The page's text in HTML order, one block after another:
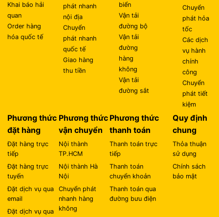
Khai báo hải
quan
Order hàng
hóa quốc tế
phát nhanh
nội địa
Chuyển
phát nhanh
quốc tế
Giao hàng
thu tiền
biển
Vận tải
đường bộ
Vận tải
đường
hàng
không
Vận tải
đường sắt
Chuyển
phát hỏa
tốc
Các dịch
vụ hành
chính
công
Chuyển
phát tiết
kiệm
Phương thức
đặt hàng
Đặt hàng trực
tiếp
Đặt hàng trực
tuyến
Đặt dịch vụ qua
email
Đặt dịch vụ qua
Phương thức
vận chuyển
Nội thành
TP.HCM
Nội thành Hà
Nội
Chuyển phát
nhanh hàng
không
Phương thức
thanh toán
Thanh toán trực
tiếp
Thanh toán
chuyển khoản
Thanh toán qua
đường bưu điện
Quy định
chung
Thỏa thuận
sử dụng
Chính sách
bảo mật